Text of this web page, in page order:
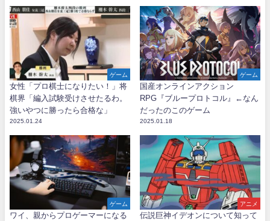
ゲーム
女性「プロ棋士になりたい！」将
棋界「編入試験受けさせたるわ。
強いやつに勝ったら合格な」
2025.01.24
ゲーム
国産オンラインアクション
RPG『ブループロトコル』←なん
だったのこのゲーム
2025.01.18
ゲーム
ワイ、親からプロゲーマーになる
アニメ
伝説巨神イデオンについて知って